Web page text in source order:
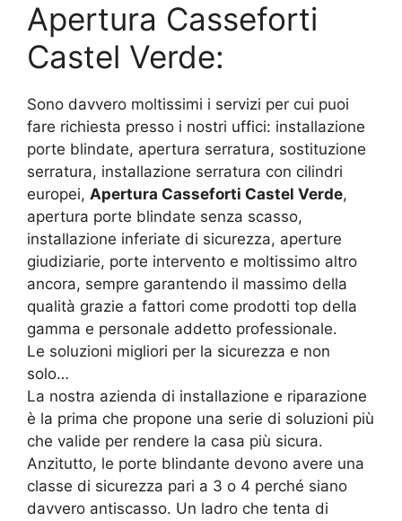
Apertura Casseforti
Castel Verde:
Sono davvero moltissimi i servizi per cui puoi
fare richiesta presso i nostri uffici: installazione
porte blindate, apertura serratura, sostituzione
serratura, installazione serratura con cilindri
europei, Apertura Casseforti Castel Verde,
apertura porte blindate senza scasso,
installazione inferiate di sicurezza, aperture
giudiziarie, porte intervento e moltissimo altro
ancora, sempre garantendo il massimo della
qualità grazie a fattori come prodotti top della
gamma e personale addetto professionale.
Le soluzioni migliori per la sicurezza e non
solo…
La nostra azienda di installazione e riparazione
è la prima che propone una serie di soluzioni più
che valide per rendere la casa più sicura.
Anzitutto, le porte blindante devono avere una
classe di sicurezza pari a 3 o 4 perché siano
davvero antiscasso. Un ladro che tenta di